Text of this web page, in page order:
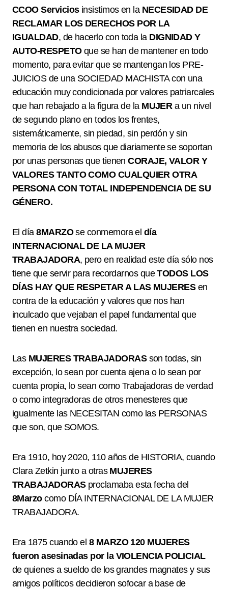
CCOO Serviciosinsistimos en la NECESIDAD DE
RECLAMAR LOS DERECHOS POR LA
IGUALDAD, de hacerlo con toda la DIGNIDAD Y
AUTO-RESPETOque se han de mantener en todo
momento, para evitar que se mantengan los PRE-
JUICIOS de una SOCIEDAD MACHISTA con una
educación muy condicionada por valores patriarcales
que han rebajado a la figura de la MUJERa un nivel
de segundo plano en todos los frentes,
sistemáticamente, sin piedad, sin perdón y sin
memoria de los abusos que diariamente se soportan
por unas personas que tienenCORAJE, VALOR Y
VALORES TANTO COMO CUALQUIER OTRA
PERSONA CON TOTAL INDEPENDENCIA DE SU
GÉNERO.
El día8MARZOse conmemora el día
INTERNACIONAL DE LA MUJER
TRABAJADORA, pero en realidad este día sólo nos
tiene que servir para recordarnos queTODOS LOS
DÍAS HAY QUE RESPETAR A LAS MUJERESen
contra de la educación y valores que nos han
inculcado que vejaban el papel fundamental que
tienen en nuestra sociedad.
Las MUJERES TRABAJADORASson todas, sin
excepción, lo sean por cuenta ajena o lo sean por
cuenta propia, lo sean como Trabajadoras de verdad
o como integradoras de otros menesteres que
igualmente las NECESITAN como las PERSONAS
que son, que SOMOS.
Era 1910, hoy 2020, 110 años de HISTORIA, cuando
Clara Zetkin junto a otras MUJERES
TRABAJADORASproclamaba esta fecha del
8Marzocomo DÍA INTERNACIONAL DE LA MUJER
TRABAJADORA.
Era 1875 cuando el 8 MARZO 120 MUJERES
fueron asesinadas por la VIOLENCIA POLICIAL
de quienes a sueldo de los grandes magnates y sus
amigos políticos decidieron sofocar a base de